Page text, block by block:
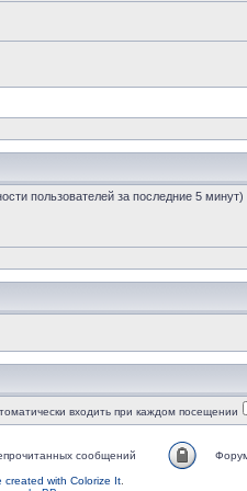
пользователей за последние 5 минут)
входить при каждом посещении
сообщений
created with Colorize It.